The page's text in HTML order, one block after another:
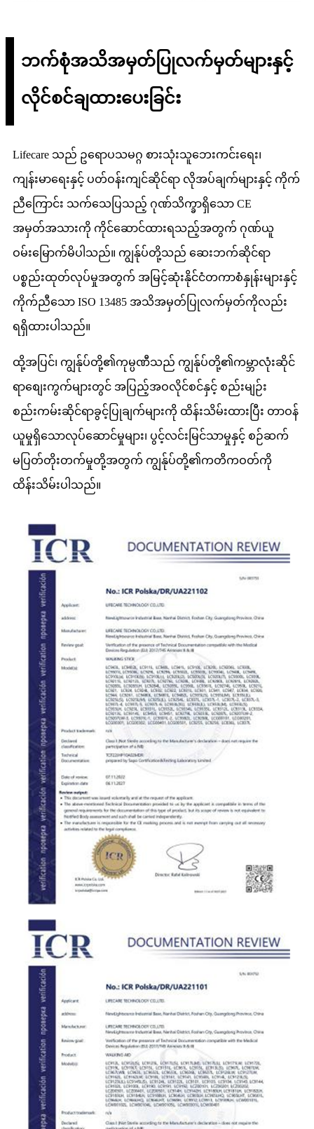
ဘက်စုံအသိအမှတ်ပြုလက်မှတ်များနှင့်
လိုင်စင်ချထားပေးခြင်း
Lifecare သည် ဥရောပသမဂ္ဂ စားသုံးသူဘေးကင်းရေး၊
ကျန်းမာရေးနှင့် ပတ်ဝန်းကျင်ဆိုင်ရာ လိုအပ်ချက်များနှင့် ကိုက်
ညီကြောင်း သက်သေပြသည့် ဂုဏ်သိက္ခာရှိသော CE
အမှတ်အသားကို ကိုင်ဆောင်ထားရသည့်အတွက် ဂုဏ်ယူ
ဝမ်းမြောက်မိပါသည်။ ကျွန်ုပ်တို့သည် ဆေးဘက်ဆိုင်ရာ
ပစ္စည်းထုတ်လုပ်မှုအတွက် အမြင့်ဆုံးနိုင်ငံတကာစံနှုန်းများနှင့်
ကိုက်ညီသော ISO 13485 အသိအမှတ်ပြုလက်မှတ်ကိုလည်း
ရရှိထားပါသည်။
ထို့အပြင်၊ ကျွန်ုပ်တို့၏ကုမ္ပဏီသည် ကျွန်ုပ်တို့၏ကမ္ဘာလုံးဆိုင်
ရာစျေးကွက်များတွင် အပြည့်အဝလိုင်စင်နှင့် စည်းမျဉ်း
စည်းကမ်းဆိုင်ရာခွင့်ပြုချက်များကို ထိန်းသိမ်းထားပြီး တာဝန်
ယူမှုရှိသောလုပ်ဆောင်မှုများ၊ ပွင့်လင်းမြင်သာမှုနှင့် စဉ်ဆက်
မပြတ်တိုးတက်မှုတို့အတွက် ကျွန်ုပ်တို့၏ကတိကဝတ်ကို
ထိန်းသိမ်းပါသည်။